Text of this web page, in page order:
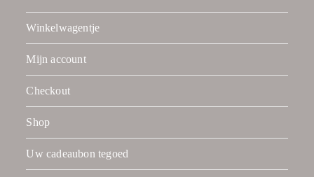
Winkelwagentje
Mijn account
Checkout
Shop
Uw cadeaubon tegoed